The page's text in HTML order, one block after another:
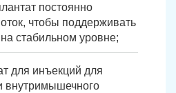
постоянно
чтобы поддерживать
стабильном уровне;
для инъекций для
внутримышечного